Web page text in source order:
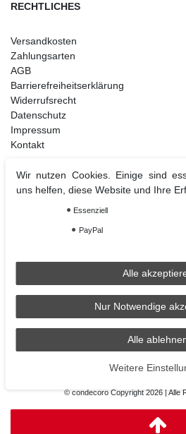
RECHTLICHES
Versandkosten
Zahlungsarten
AGB
Barrierefreiheitserklärung
Widerrufsrecht
Datenschutz
Impressum
Kontakt
Christbaumschmuck
Christbaumkugel
Räder Lichthaus
© condecoro Copyright 2026 | Alle
Wir nutzen Cookies. Einige sind
uns helfen, diese Website und Ihre
Essenziell
PayPal
Alle
Nur Notwendige
Alle
Weitere